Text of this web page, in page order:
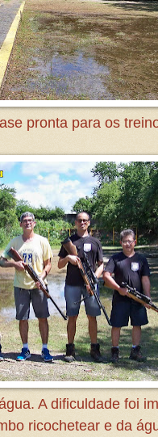
pronta para os
A dificuldade foi
ricochetear e da